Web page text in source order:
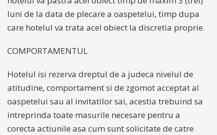
luni de la data de plecare a oaspetelui, timp dupa
care hotelul va trata acel obiect la discretia proprie.
COMPORTAMENTUL
Hotelul isi rezerva dreptul de a judeca nivelul de
atitudine, comportament si de zgomot acceptat al
oaspetelui sau al invitatilor sai, acestia trebuind sa
intreprinda toate masurile necesare pentru a
corecta actiunile asa cum sunt solicitate de catre